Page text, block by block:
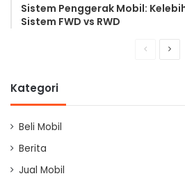
Sistem Penggerak Mobil:
Sistem FWD vs RWD
PreviousNext
Kategori
Beli Mobil
Berita
Jual Mobil